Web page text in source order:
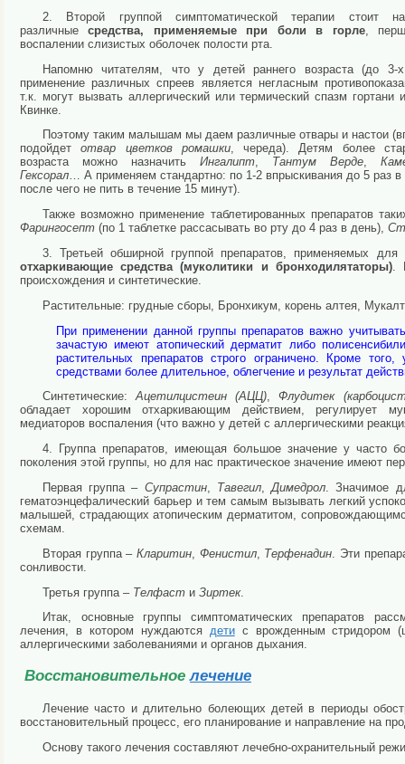
2. Второй группой симптоматической терапии стоит
различныесредства, применяемые при боли в горле,
воспалении слизистых оболочек полости рта.
Напомню читателям, что у детей раннего возраста (до 3-
применение различных спреев является негласным
т.к. могут вызвать аллергический или термический спазм гортани
Квинке.
Поэтому таким малышам мы даем различные отвары и настои
подойдетотвар цветков ромашки, череда). Детям более
возраста можно назначить Ингалипт, Тантум Верде,
Гексорал… А применяем стандартно: по 1-2 впрыскивания до 5 раз в
после чего не пить в течение 15 минут).
Также возможно применение таблетированных препаратов
Фарингосепт (по 1 таблетке рассасывать во рту до 4 раз в день),
3. Третьей обширной группой препаратов, применяемых
отхаркивающие средства (муколитики и бронходилятаторы).
происхождения и синтетические.
Растительные: грудные сборы, Бронхикум, корень алтея,
При применении данной группы препаратов важно
зачастую имеют атопический дерматит либо
растительных препаратов строго ограничено. Кроме
средствами более длительное, облегчение и результат
Синтетические:Ацетилцистеин (АЦЦ),Флудитек
обладает хорошим отхаркивающим действием, регулирует
медиаторов воспаления (что важно у детей с аллергическими
4. Группа препаратов, имеющая большое значение у часто
поколения этой группы, но для нас практическое значение имеют
Первая группа – Супрастин, Тавегил,Димедрол. Значимое
гематоэнцефалический барьер и тем самым вызывать легкий
малышей, страдающих атопическим дерматитом,
схемам.
Вторая группа –Кларитин Фенистил, Терфенадин . Эти
сонливости.
Третья группа – Телфаст и Зиртек.
Итак, основные группы симптоматических препаратов
лечения, в котором нуждаются детис врожденным стридором
аллергическими заболеваниями и органов дыхания.
Восстановительноелечение
Лечение часто и длительно болеющих детей в периоды
восстановительный процесс, его планирование и направление на
Основу такого лечения составляют лечебно-охранительный